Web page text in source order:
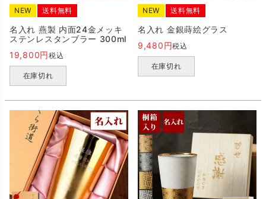
NEW 送料無料
名入れ 燕製 内面24金メッキ
ステンレスタンブラー 300ml
19,800
税込
在庫切れ
NEW 送料無料
名入れ 金銀蒔絵グラス
9,480
税込
在庫切れ